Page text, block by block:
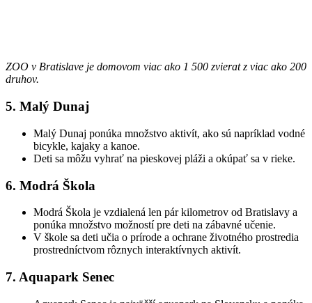
ZOO v Bratislave je domovom viac ako 1 500 zvierat z viac ako 200
druhov.
5. Malý Dunaj
Malý Dunaj ponúka množstvo aktivít, ako sú napríklad vodné
bicykle, kajaky a kanoe.
Deti sa môžu vyhrať na pieskovej pláži a okúpať sa v rieke.
6. Modrá Škola
Modrá Škola je vzdialená len pár kilometrov od Bratislavy a
ponúka množstvo možností pre deti na zábavné učenie.
V škole sa deti učia o prírode a ochrane životného prostredia
prostredníctvom rôznych interaktívnych aktivít.
7. Aquapark Senec